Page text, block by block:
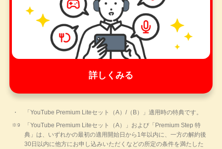
詳しくみる
「YouTube Premium Liteセット（A）/（B）」適用時の特典です。
「YouTube Premium Liteセット（A）」および「Premium Step 特
典」は、いずれかの最初の適用開始日から1年以内に、一方の解約後
30日以内に他方にお申し込みいただくなどの所定の条件を満たした